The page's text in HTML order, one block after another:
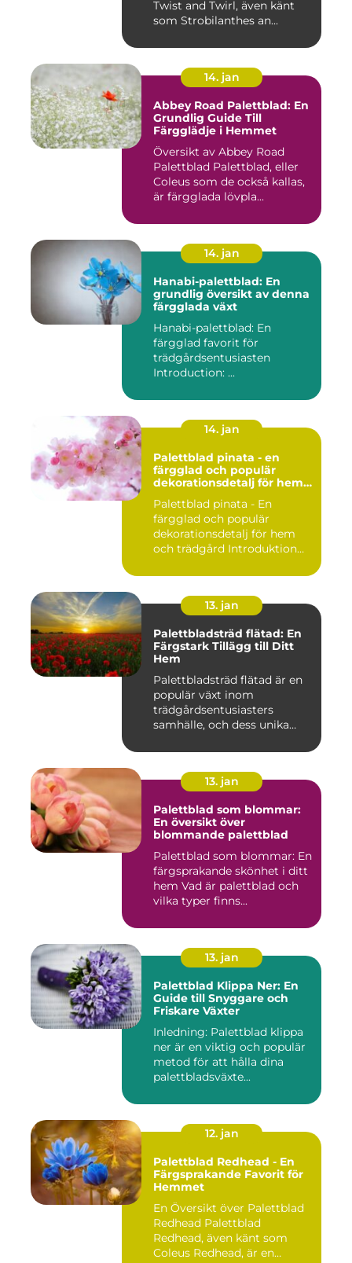
Twist and Twirl, även känt
som Strobilanthes an...
14. jan
Abbey Road Palettblad: En
Grundlig Guide Till
Färgglädje i Hemmet
Översikt av Abbey Road
Palettblad Palettblad, eller
Coleus som de också kallas,
är färgglada lövpla...
14. jan
Hanabi-palettblad: En
grundlig översikt av denna
färgglada växt
Hanabi-palettblad: En
färgglad favorit för
trädgårdsentusiasten
Introduction: ...
14. jan
Palettblad pinata - en
färgglad och populär
dekorationsdetalj för hem
Palettblad pinata - En
färgglad och populär
dekorationsdetalj för hem
och trädgård Introduktion
13. jan
Palettbladsträd flätad: En
Färgstark Tillägg till Ditt
Hem
Palettbladsträd flätad är en
populär växt inom
trädgårdsentusiasters
samhälle, och dess unika
13. jan
Palettblad som blommar:
En översikt över
blommande palettblad
Palettblad som blommar: En
färgsprakande skönhet i ditt
hem Vad är palettblad och
vilka typer finns...
13. jan
Palettblad Klippa Ner: En
Guide till Snyggare och
Friskare Växter
Inledning: Palettblad klippa
ner är en viktig och populär
metod för att hålla dina
palettbladsväxte...
12. jan
Palettblad Redhead - En
Färgsprakande Favorit för
Hemmet
En Översikt över Palettblad
Redhead Palettblad
Redhead, även känt som
Coleus Redhead, är en